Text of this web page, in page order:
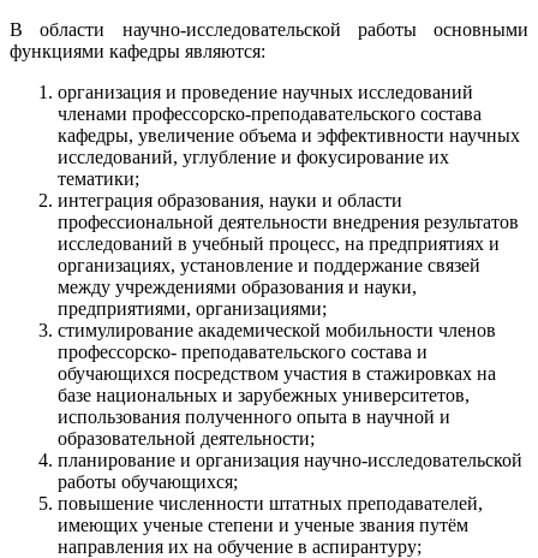
В области научно-исследовательской работы основными
функциями кафедры являются:
организация и проведение научных исследований
членами профессорско-преподавательского состава
кафедры, увеличение объема и эффективности научных
исследований, углубление и фокусирование их
тематики;
интеграция образования, науки и области
профессиональной деятельности внедрения результатов
исследований в учебный процесс, на предприятиях и
организациях, установление и поддержание связей
между учреждениями образования и науки,
предприятиями, организациями;
стимулирование академической мобильности членов
профессорско- преподавательского состава и
обучающихся посредством участия в стажировках на
базе национальных и зарубежных университетов,
использования полученного опыта в научной и
образовательной деятельности;
планирование и организация научно-исследовательской
работы обучающихся;
повышение численности штатных преподавателей,
имеющих ученые степени и ученые звания путём
направления их на обучение в аспирантуру;